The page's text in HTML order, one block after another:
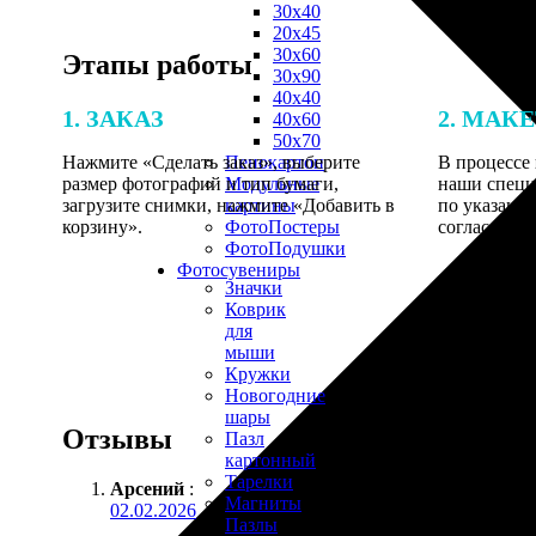
30х40
20х45
30х60
30х90
40х40
40х60
50х70
Пенокартон
Модульные
картины
ФотоПостеры
ФотоПодушки
Фотоcувениры
Значки
Коврик
для
мыши
Кружки
Новогодние
шары
Пазл
картонный
Тарелки
Магниты
Пазлы
Этапы работы
1. ЗАКАЗ
Нажмите «Сделать заказ», выберите
размер фотографий и тип бумаги,
загрузите снимки, нажмите «Добавить в
корзину».
2.
В процессе
наши
по
Отзывы
Арсений :
02.02.2026